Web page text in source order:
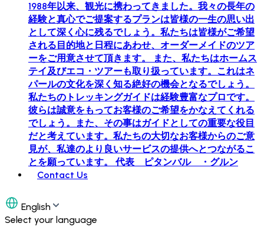
1988年以来、観光に携わってきました。我々の長年の
経験と真心でご提案するプランは皆様の一生の思い出
として深く心に残るでしょう。私たちは皆様がご希望
される目的地と日程にあわせ、オーダーメイドのツア
ーをご用意させて頂きます。 また、私たちはホームス
テイ及びエコ・ツアーも取り扱っています。これはネ
パールの文化を深く知る絶好の機会となるでしょう。
私たちのトレッキングガイドは経験豊富なプロです。
彼らは誠意をもってお客様のご希望をかなえてくれる
でしょう。また、その事はガイドとしての重要な役目
だと考えています。私たちの大切なお客様からのご意
見が、私達のより良いサービスの提供へとつながるこ
とを願っています。 代表 ピタンバル ・グルン
Contact Us
English
Select your language